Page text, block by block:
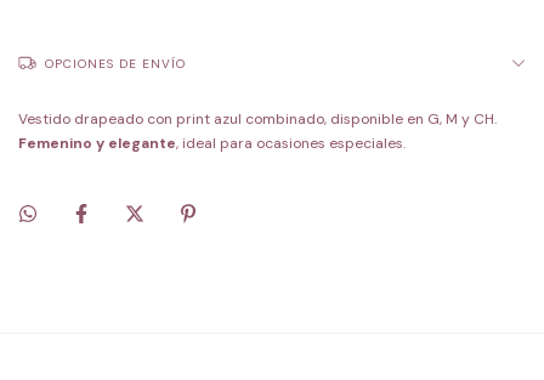
OPCIONES DE ENVÍO
Vestido drapeado con print azul combinado, disponible en G, M y CH.
Femenino y elegante, ideal para ocasiones especiales.